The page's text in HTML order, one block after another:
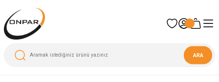
ARA